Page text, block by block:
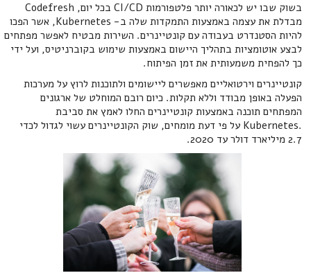
בשוק שבו יש לכאורה יותר פלטפורמות CI/CD בכל יום, Codefresh
מבדלת את עצמה באמצעות התמקדות שלה ב- Kubernetes, אשר הפכו
להיות הסטנדרט בעבודה עם קונטיינרים. השירות מבטיח לאפשר מפתחים
לבצע אוטומציות בתהליך היישום באמצעות שימוש בקוברניטיס, ועל ידי
כך להפחית משמעותית את זמן הפיתוח.
קונטיינרים וירטואליים מאפשרים ליישומים ולתוכנות לרוץ על מערכות
הפעלה באופן מבודד וללא תקלות. כיום רובם המוחלט של ארגונים
המפתחים תוכנה באמצעות קונטיינרים החלו לאמץ את סביבת
.Kubernetes על פי דעת מומחים, שוק הקונטיינרים עשוי לגדול לכדי
2.7 מיליארד דולר עד 2020.